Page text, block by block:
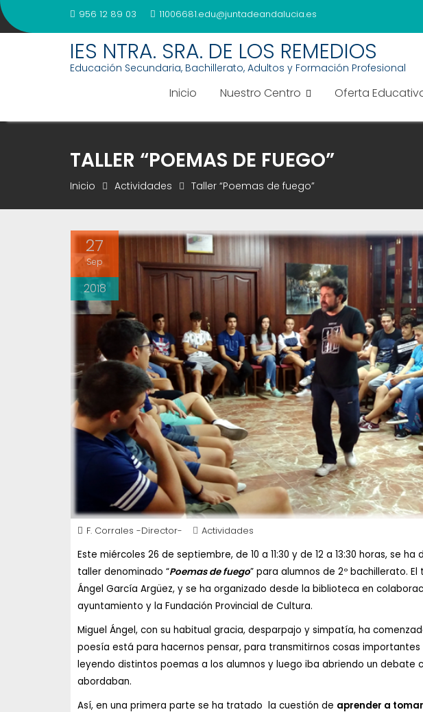
Saltar
al
956 12 89 03 11006681.edu@juntadeandalucia.es
IES NTRA. SRA. DE LOS REMEDIOS
Educación Secundaria, Bachillerato, Adultos y Formación Profesional
Inicio Nuestro Centro Oferta
TALLER “POEMAS DE FUEGO”
Inicio Actividades Taller “Poemas de fuego”
27
Sep
2018
F. Corrales -Director-
Actividades
Este miércoles 26 de septiembre, de 10 a 11:30 y de 12 a 13:30 horas, se
taller denominado “Poemas de fuego” para alumnos de 2º bachillerato.
Ángel García Argüez, y se ha organizado desde la biblioteca en
ayuntamiento y la Fundación Provincial de Cultura.
Miguel Ángel, con su habitual gracia, desparpajo y simpatía, ha
poesía está para hacernos pensar, para transmitirnos cosas
leyendo distintos poemas a los alumnos y luego iba abriendo un debate
abordaban.
Así, en una primera parte se ha tratado la cuestión de aprender a